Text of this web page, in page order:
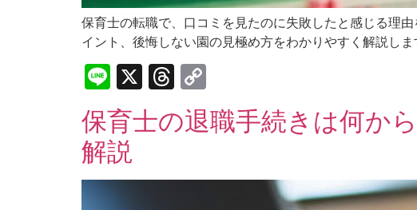
保育士の転職で、口コミを見たのに失敗したと感じる理
イント、後悔しない園の見極め方をわかりやすく解説しま
Line
X Threads
Link
保育士の退職手続きは何か
解説